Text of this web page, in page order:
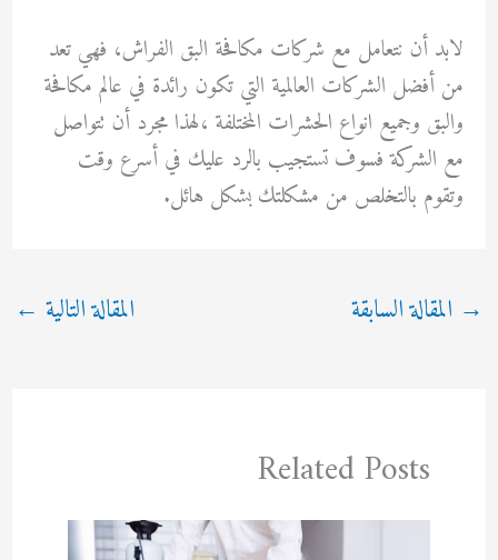
لابد أن نتعامل مع شركات مكافحة البق الفراش، فهي تعد
من أفضل الشركات العالمية التي تكون رائدة في عالم مكافحة
والبق وجميع انواع الحشرات المختلفة ،لهذا مجرد أن تتواصل
مع الشركة فسوف تستجيب بالرد عليك في أسرع وقت
وتقوم بالتخلص من مشكلتك بشكل هائل.
→ المقالة السابقة المقالة التالية ←
Related Posts